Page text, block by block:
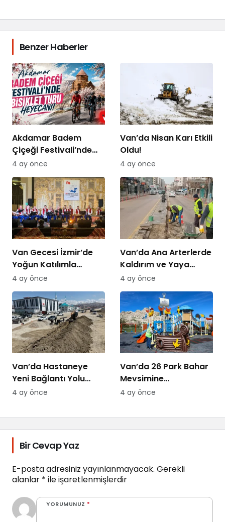
Benzer Haberler
Akdamar Badem
Çiçeği Festivali’nde
Bisiklet Turu Heyecanı
4 ay önce
Van’da Nisan Karı Etkili
Oldu!
4 ay önce
Van Gecesi İzmir’de
Yoğun Katılımla
Düzenlendi
4 ay önce
Van’da Ana Arterlerde
Kaldırım ve Yaya
Yolları Yenileniyor
4 ay önce
Van’da Hastaneye
Yeni Bağlantı Yolu
Yapılıyor
4 ay önce
Van’da 26 Park Bahar
Mevsimine
Hazırlanıyor
4 ay önce
Bir Cevap Yaz
E-posta adresiniz yayınlanmayacak. Gerekli
alanlar * ile işaretlenmişlerdir
YORUMUNUZ *